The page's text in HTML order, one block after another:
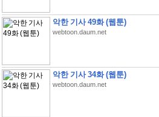
악한 기사 49화 (웹툰)
webtoon.daum.net
악한 기사 34화 (웹툰)
webtoon.daum.net